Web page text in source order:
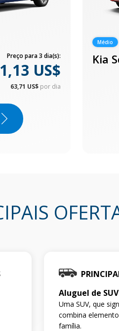
Preço para 3 dia(s):
US$
63,71 US$ por dia
Médio
Kia
Aluguel de SUV
Uma SUV, que
combina
família.